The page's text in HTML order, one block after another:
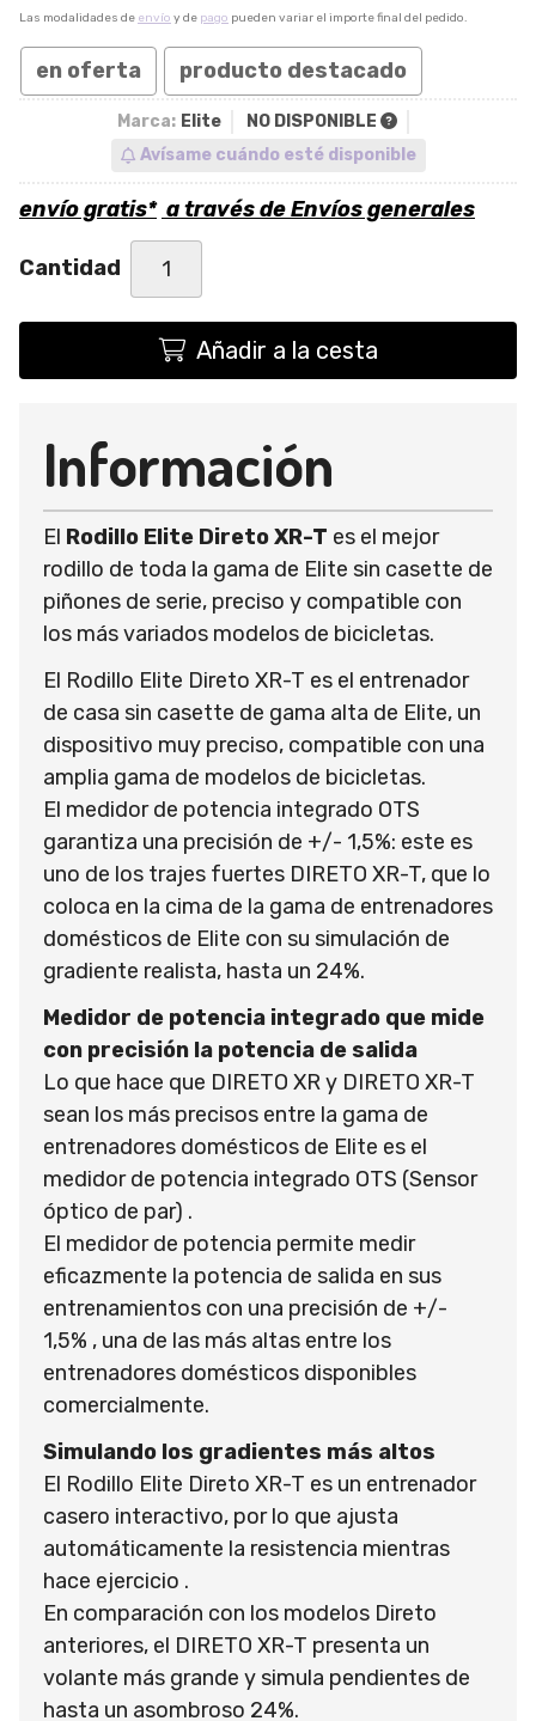
Las modalidades de envío y de pago pueden variar el importe final del pedido.
en oferta producto destacado
Marca: Elite
NO DISPONIBLE
Avísame cuándo esté disponible
envío gratis* a través deEnvíos generales
Cantidad
Añadir a la cesta
Información
El Rodillo Elite Direto XR-T es el mejor
rodillo de toda la gama de Elite sin casette de
piñones de serie, preciso y compatible con
los más variados modelos de bicicletas.
El Rodillo Elite Direto XR-T es el entrenador
de casa sin casette de gama alta de Elite, un
dispositivo muy preciso, compatible con una
amplia gama de modelos de bicicletas.
El medidor de potencia integrado OTS
garantiza una precisión de +/- 1,5%: este es
uno de los trajes fuertes DIRETO XR-T, que lo
coloca en la cima de la gama de entrenadores
domésticos de Elite con su simulación de
gradiente realista, hasta un 24%.
Medidor de potencia integrado que mide
con precisión la potencia de salida
Lo que hace que DIRETO XR y DIRETO XR-T
sean los más precisos entre la gama de
entrenadores domésticos de Elite es el
medidor de potencia integrado OTS (Sensor
óptico de par) .
El medidor de potencia permite medir
eficazmente la potencia de salida en sus
entrenamientos con una precisión de +/-
1,5% , una de las más altas entre los
entrenadores domésticos disponibles
comercialmente.
Simulando los gradientes más altos
El Rodillo Elite Direto XR-T es un entrenador
casero interactivo, por lo que ajusta
automáticamente la resistencia mientras
hace ejercicio .
En comparación con los modelos Direto
anteriores, el DIRETO XR-T presenta un
volante más grande y simula pendientes de
hasta un asombroso 24%.